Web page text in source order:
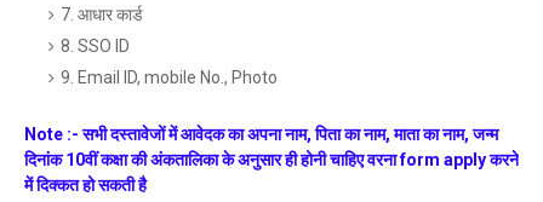
7. आधार कार्ड
8. SSO ID
9. Email ID, mobile No., Photo
Note :- सभी दस्तावेजों में आवेदक का अपना नाम, पिता का नाम, माता का नाम, जन्म
दिनांक 10वीं कक्षा की अंकतालिका के अनुसार ही होनी चाहिए वरना form apply करने
में दिक्कत हो सकती है